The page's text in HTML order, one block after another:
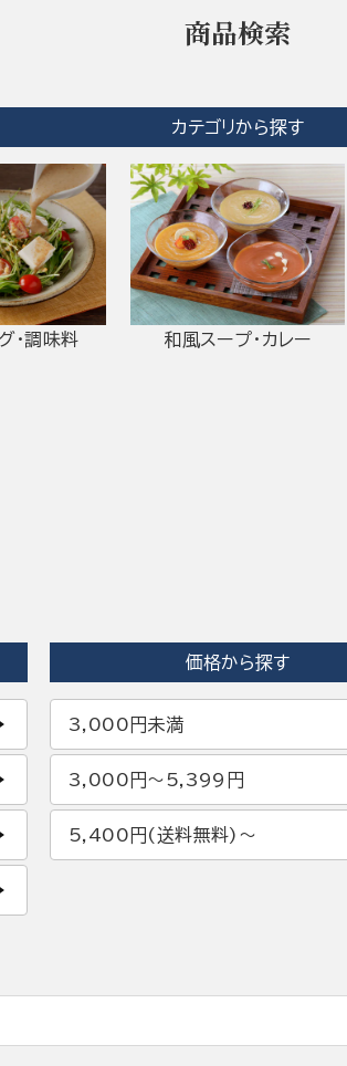
商品検索
カテゴリから探す
・調味料 和風スープ・カレー
価格から探す
3,000円未満
3,000円〜5,399円
5,400円(送料無料)〜